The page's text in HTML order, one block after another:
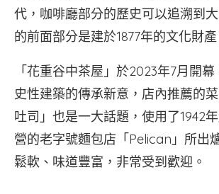
代，咖啡廳部分的歷史可以追溯到
的前面部分是建於1877年的文化財產
「花重谷中茶屋」於2023年7月開
史性建築的傳承新意，店內推薦的
吐司」也是一大話題，使用了1942
營的老字號麵包店「Pelican」所出
鬆軟、味道豐富，非常受到歡迎。